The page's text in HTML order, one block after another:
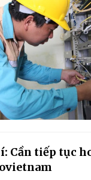
Cần tiếp tục